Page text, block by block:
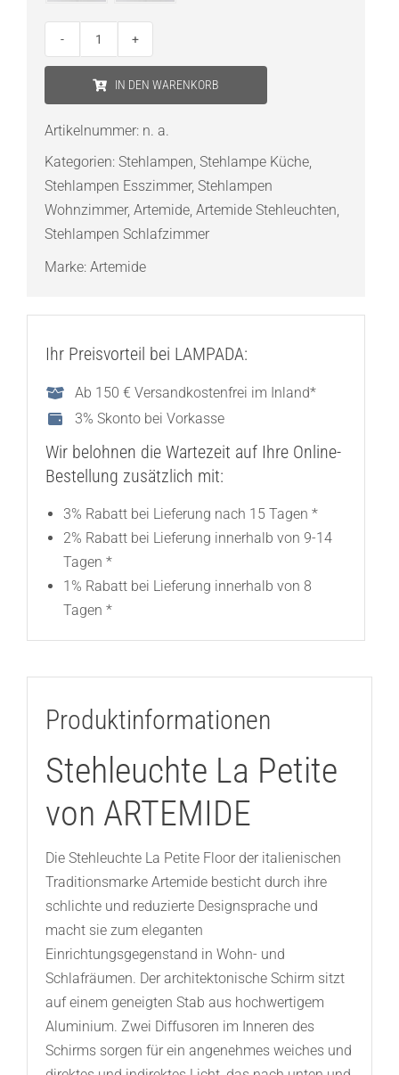
Menge
IN DEN WARENKORB
Artikelnummer: n. a.
Kategorien: Stehlampen, Stehlampe Küche,
Stehlampen Esszimmer, Stehlampen
Wohnzimmer, Artemide, Artemide Stehleuchten,
Stehlampen Schlafzimmer
Marke: Artemide
Ihr Preisvorteil bei LAMPADA:
Ab 150 € Versandkostenfrei im Inland*
3% Skonto bei Vorkasse
Wir belohnen die Wartezeit auf Ihre Online-
Bestellung zusätzlich mit:
3% Rabatt bei Lieferung nach 15 Tagen *
2% Rabatt bei Lieferung innerhalb von 9-14
Tagen *
1% Rabatt bei Lieferung innerhalb von 8
Tagen *
Produktinformationen
Stehleuchte La Petite
von ARTEMIDE
Die Stehleuchte La Petite Floor der italienischen
Traditionsmarke Artemide besticht durch ihre
schlichte und reduzierte Designsprache und
macht sie zum eleganten
Einrichtungsgegenstand in Wohn- und
Schlafräumen. Der architektonische Schirm sitzt
auf einem geneigten Stab aus hochwertigem
Aluminium. Zwei Diffusoren im Inneren des
Schirms sorgen für ein angenehmes weiches und